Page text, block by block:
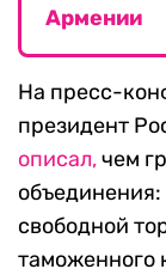
Армении
На пресс-
президент
описал,чем
объединения:
свободной
таможенного